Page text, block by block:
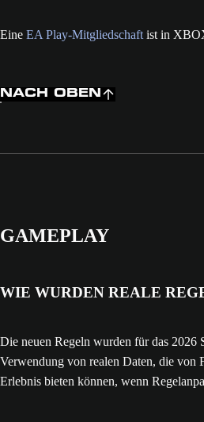
Eine EA Play-Mitgliedschaft ist in
NACH OBEN
GAMEPLAY
WIE WURDEN REALE
Die neuen Regeln wurden für das
Verwendung von realen Daten, die von
Erlebnis bieten können, wenn